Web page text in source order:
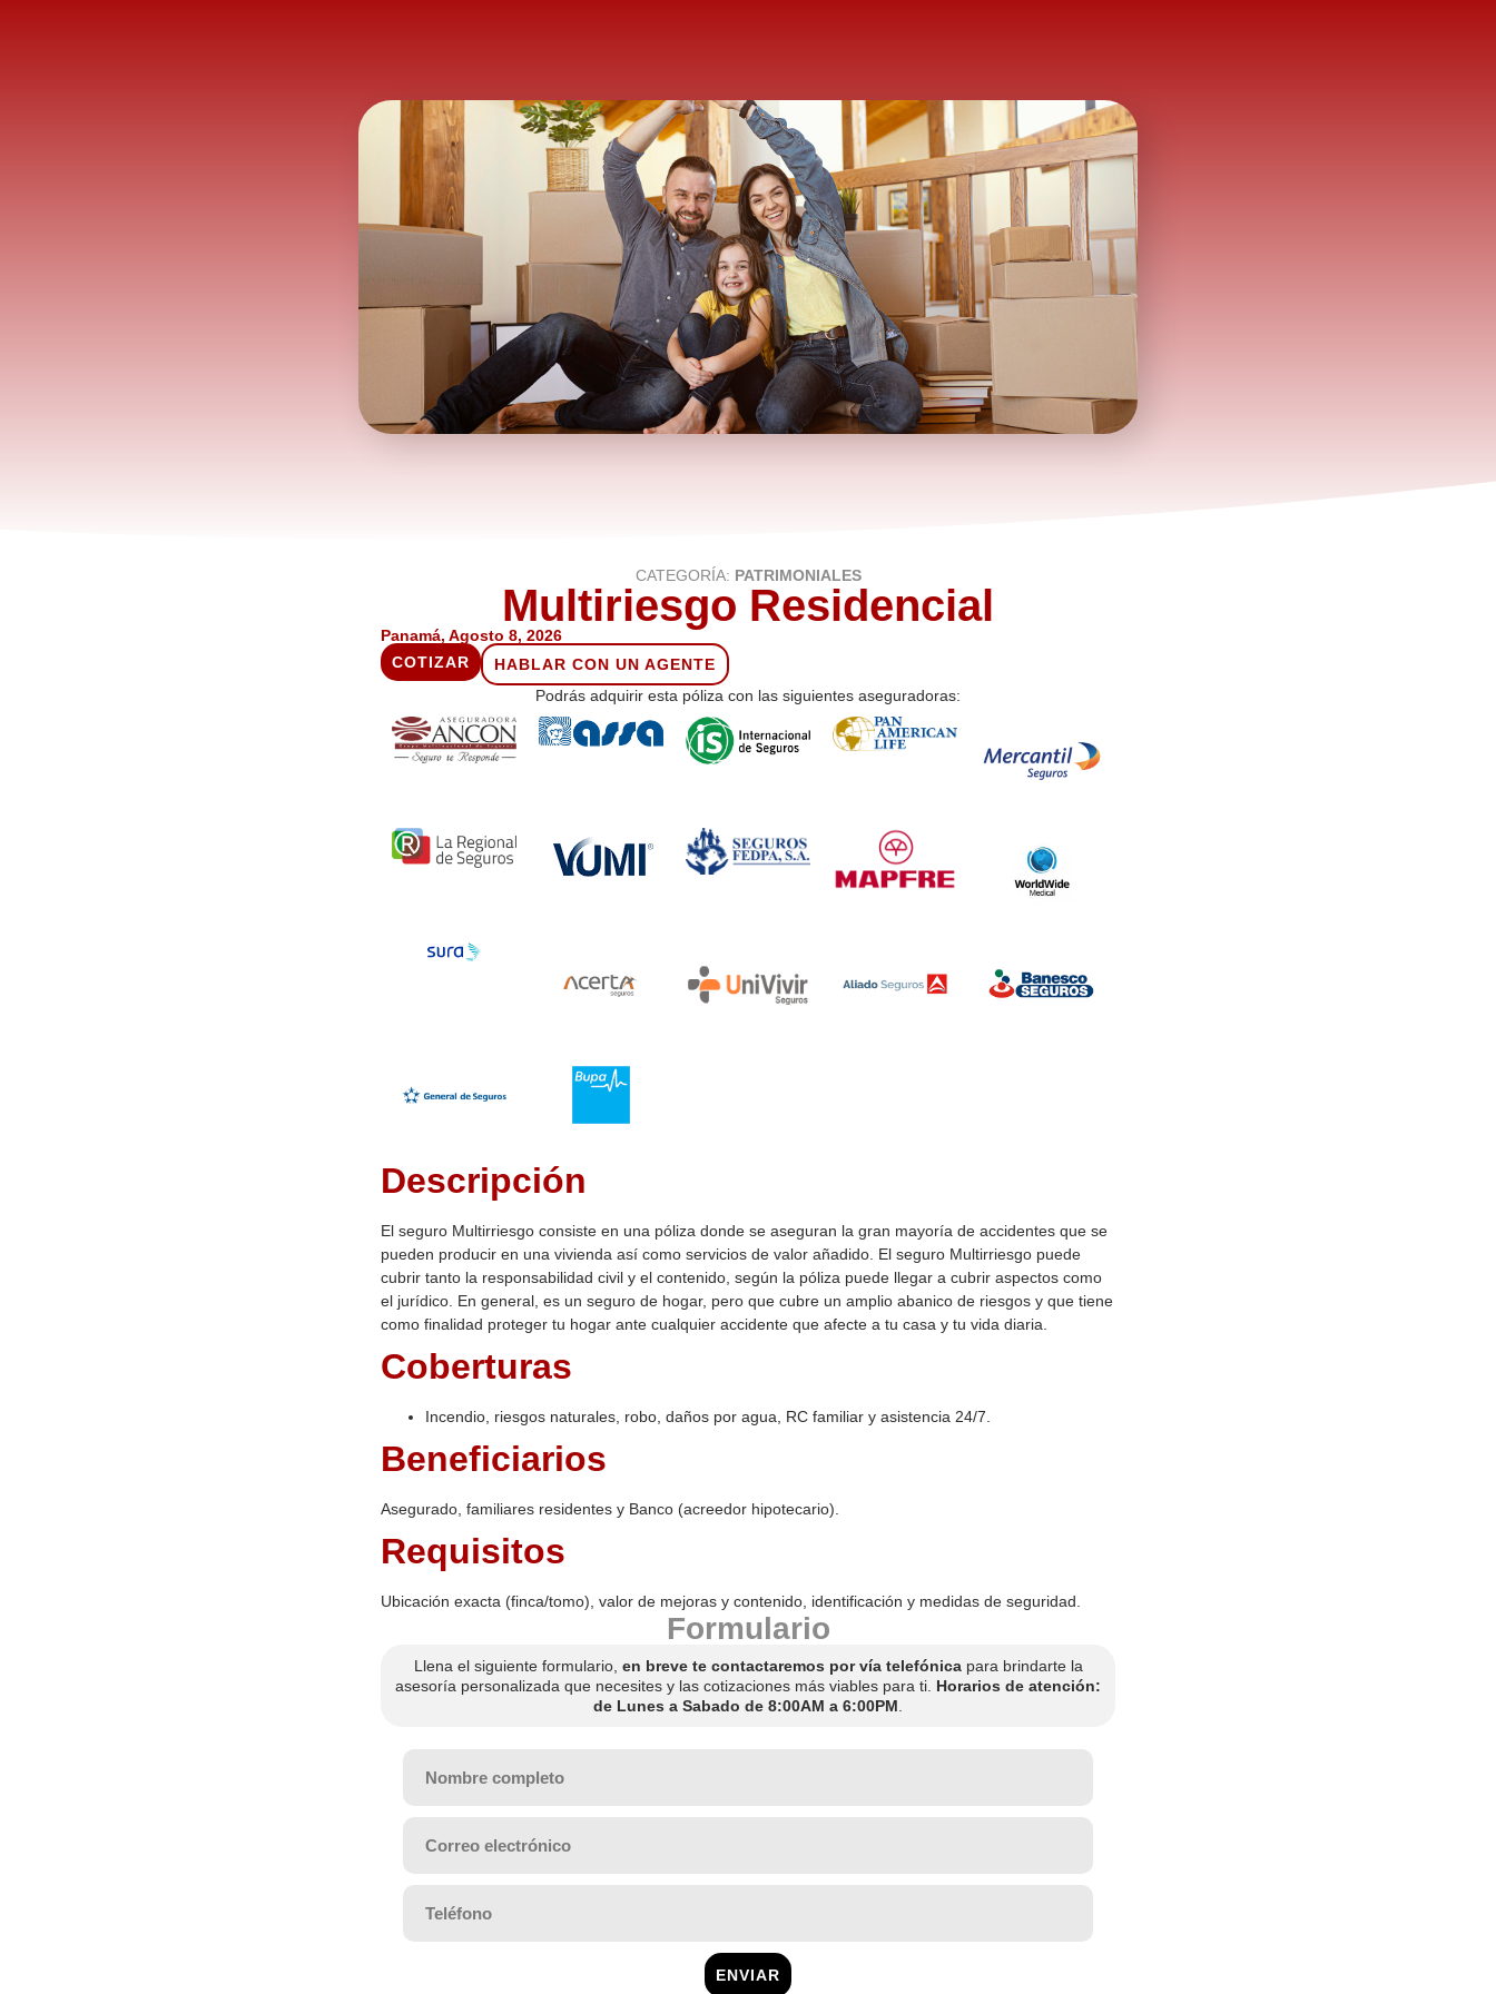
CATEGORÍA: PATRIMONIALES
Multiriesgo Residencial
Panamá, Agosto 8, 2026
COTIZAR
HABLAR CON UN AGENTE
Podrás adquirir esta póliza con las siguientes aseguradoras:
Descripción
El seguro Multirriesgo consiste en una póliza donde se aseguran la gran mayoría de accidentes que se
pueden producir en una vivienda así como servicios de valor añadido. El seguro Multirriesgo puede
cubrir tanto la responsabilidad civil y el contenido, según la póliza puede llegar a cubrir aspectos como
el jurídico. En general, es un seguro de hogar, pero que cubre un amplio abanico de riesgos y que tiene
como finalidad proteger tu hogar ante cualquier accidente que afecte a tu casa y tu vida diaria.
Coberturas
Incendio, riesgos naturales, robo, daños por agua, RC familiar y asistencia 24/7.
Beneficiarios
Asegurado, familiares residentes y Banco (acreedor hipotecario).
Requisitos
Ubicación exacta (finca/tomo), valor de mejoras y contenido, identificación y medidas de seguridad.
Formulario
Llena el siguiente formulario, en breve te contactaremos por vía telefónicapara brindarte la
asesoría personalizada que necesites y las cotizaciones más viables para ti. Horarios de atención:
de Lunes a Sabado de 8:00AM a 6:00PM
ENVIAR